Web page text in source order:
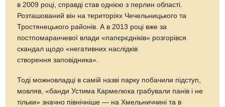
в 2009 році, справді став однією з перлин області.
Розташований він на територіях Чечельницького та
Тростянецького районів. А в 2013 році вже за
постпомаранчевої влади «папєрєдніків» розгорівся
скандал щодо «негативних наслідків
створення заповідника».
Тоді можновладці в самій назві парку побачили підступ,
мовляв, «банди Устима Кармелюка грабували панів і не
тільки» значно північніше — на Хмельниччині та в